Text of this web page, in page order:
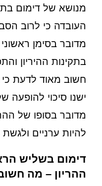
מנושא של דימום
העובדה כי לרוב
מדובר בסימן
בתקינות ההיריון
חשוב מאוד לדעת כי
ישנו סיכוי להופעה
מדובר בסופו של
להיות ערניים
דימום בשליש
ההריון – מה